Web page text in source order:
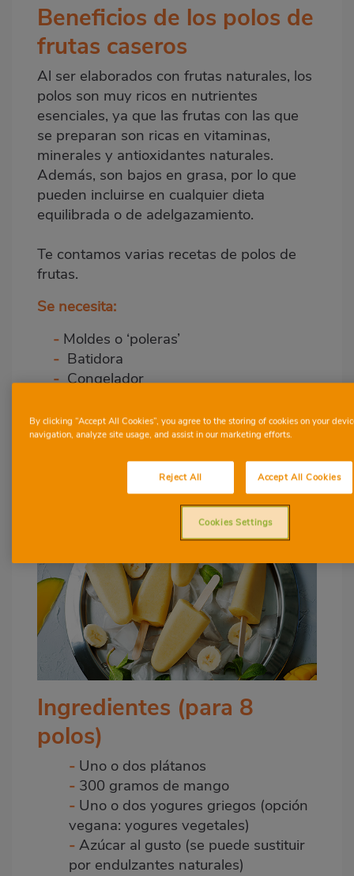
Beneficios de los polos de
frutas caseros
Al ser elaborados con frutas naturales, los
polos son muy ricos en nutrientes
esenciales, ya que las frutas con las que
se preparan son ricas en vitaminas,
minerales y antioxidantes naturales.
Además, son bajos en grasa, por lo que
pueden incluirse en cualquier dieta
equilibrada o de adelgazamiento.
Te contamos varias recetas de polos de
frutas.
Se necesita:
- Moldes o ‘poleras’
- Batidora
-Congelador
Cómo hacer polos
cremosos de mango y
Ingredientes (para 8
polos)
- Uno o dos plátanos
- 300 gramos de mango
- Uno o dos yogures griegos (opción
vegana: yogures vegetales)
-Azúcar al gusto (se puede sustituir
por endulzantes naturales)
By clicking “Accept All Cookies”, you agree to the storing of cookies on your
navigation, analyze site usage, and assist in our marketing efforts.
Reject All Accept All Cookies
Cookies Settings